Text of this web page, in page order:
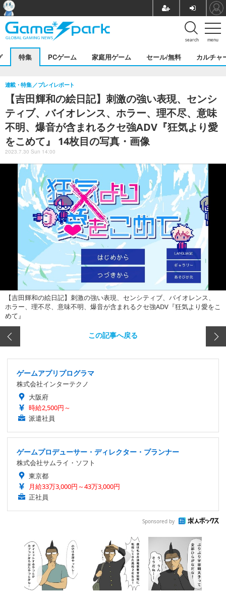
menu
search
特集 PCゲーム 家庭用ゲーム セール/無料 カルチャ
【吉田輝和の絵日記】刺激の強い表現、センシ
ティブ、バイオレンス、ホラー、理不尽、意味
不明、爆音が含まれるクセ強ADV『狂気より愛
をこめて』 14枚目の写真・画像
連載・特集 プレイレポート
2023.7.30 Sun 14:00
【吉田輝和の絵日記】刺激の強い表現、センシティブ、バイオレンス、
ホラー、理不尽、意味不明、爆音が含まれるクセ強ADV『狂気より愛をこ
めて』
この記事へ戻る
ゲームアプリプログラマ
株式会社インターテクノ
大阪府
時給2,500円～
派遣社員
ゲームプロデューサー・ディレクター・プランナー
株式会社サムライ・ソフト
東京都
月給33万3,000円～43万3,000円
正社員
Sponsored by